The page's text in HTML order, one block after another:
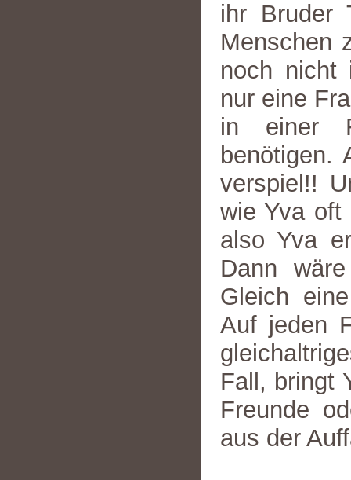
ihr Bruder
Menschen
noch nicht
nur eine
in einer
verspiel!!
wie Yva oft
also Yva
Dann
Gleich
Auf jeden
Fall, bringt
Freunde
aus der